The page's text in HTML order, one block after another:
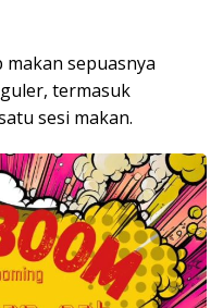
sepuasnya
termasuk
sesi makan.